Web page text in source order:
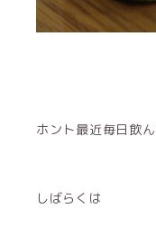
ホント最近毎日飲
しばらくは